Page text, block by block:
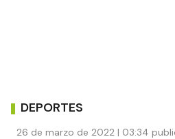
DEPORTES
26 de marzo de 2022 | 03:34